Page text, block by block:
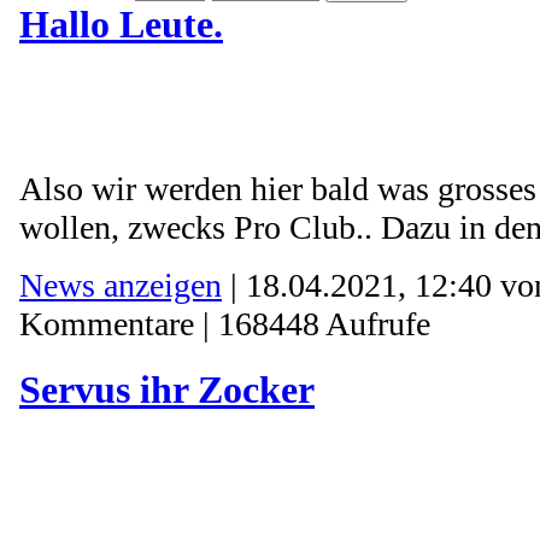
Hallo Leute.
Also wir werden hier bald was
wollen, zwecks Pro Club.. Dazu in
News anzeigen | 18.04.2021, 12:40
Kommentare | 168448 Aufrufe
Servus ihr Zocker